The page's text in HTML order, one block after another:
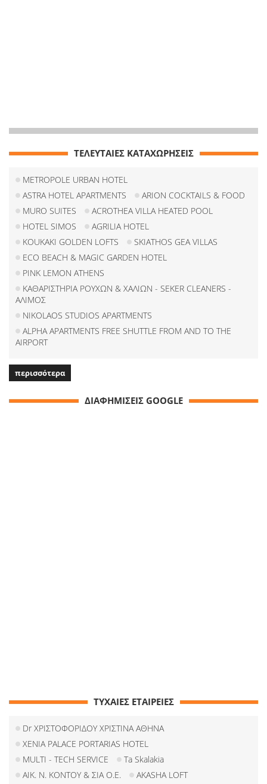
ΤΕΛΕΥΤΑΙΕΣ ΚΑΤΑΧΩΡΗΣΕΙΣ
METROPOLE URBAN HOTEL
ASTRA HOTEL APARTMENTS
ARION COCKTAILS & FOOD
MURO SUITES
ACROTHEA VILLA HEATED POOL
HOTEL SIMOS
AGRILIA HOTEL
KOUKAKI GOLDEN LOFTS
SKIATHOS GEA VILLAS
ECO BEACH & MAGIC GARDEN HOTEL
PINK LEMON ATHENS
ΚΑΘΑΡΙΣΤΗΡΙΑ ΡΟΥΧΩΝ & ΧΑΛΙΩΝ - SEKER CLEANERS -
ΑΛΙΜΟΣ
NIKOLAOS STUDIOS APARTMENTS
ALPHA APARTMENTS FREE SHUTTLE FROM AND TO THE
AIRPORT
περισσότερα
ΔΙΑΦΗΜΙΣΕΙΣ GOOGLE
ΤΥΧΑΙΕΣ ΕΤΑΙΡΕΙΕΣ
Dr ΧΡΙΣΤΟΦΟΡΙΔΟΥ ΧΡΙΣΤΙΝΑ ΑΘΗΝΑ
XENIA PALACE PORTARIAS HOTEL
MULTI - TECH SERVICE
Ta Skalakia
ΑΙΚ. Ν. ΚΟΝΤΟΥ & ΣΙΑ Ο.Ε.
AKASHA LOFT